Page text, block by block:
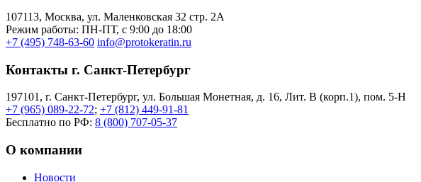
107113, Moсква, ул. Маленковская 32 стр. 2А
Режим работы: ПН-ПТ, с 9:00 до 18:00
+7 (495) 748-63-60 info@protokeratin.ru
Контакты г. Санкт-Петербург
197101, г. Санкт-Петербург, ул. Большая Монетная, д. 16, Лит. В (корп.1), пом. 5-Н
+7 (965) 089-22-72; +7 (812) 449-91-81
Бесплатно по РФ: 8 (800) 707-05-37
О компании
Новости